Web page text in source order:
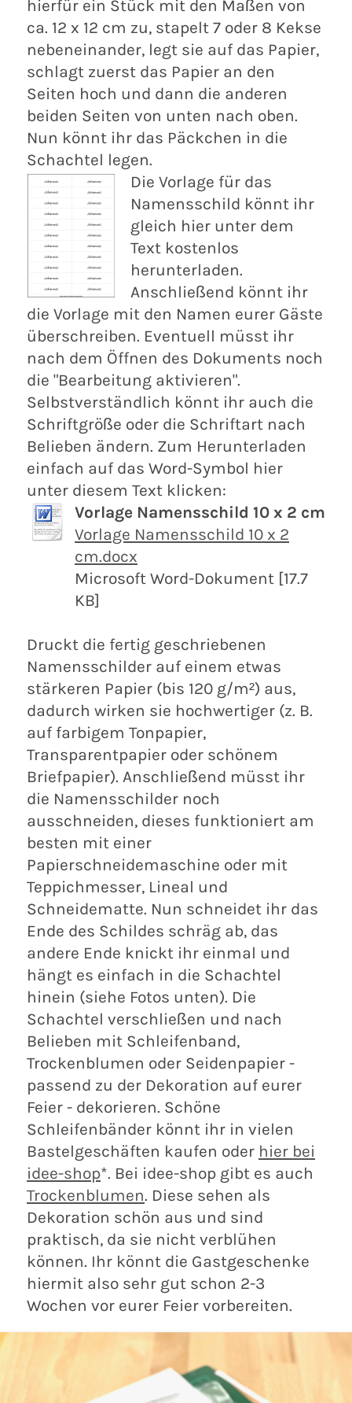
hierfür ein Stück mit den Maßen von
ca. 12 x 12 cm zu, stapelt 7 oder 8 Kekse
nebeneinander, legt sie auf das Papier,
schlagt zuerst das Papier an den
Seiten hoch und dann die anderen
beiden Seiten von unten nach oben.
Nun könnt ihr das Päckchen in die
Schachtel legen.
Die Vorlage für das
Namensschild könnt ihr
gleich hier unter dem
Text kostenlos
herunterladen.
Anschließend könnt ihr
die Vorlage mit den Namen eurer Gäste
überschreiben. Eventuell müsst ihr
nach dem Öffnen des Dokuments noch
die "Bearbeitung aktivieren".
Selbstverständlich könnt ihr auch die
Schriftgröße oder die Schriftart nach
Belieben ändern. Zum Herunterladen
einfach auf das Word-Symbol hier
unter diesem Text klicken:
Vorlage Namensschild 10 x 2 cm
Vorlage Namensschild 10 x 2
cm.docx
Microsoft Word-Dokument [17.7
KB]
Druckt die fertig geschriebenen
Namensschilder auf einem etwas
stärkeren Papier (bis 120 g/m²) aus,
dadurch wirken sie hochwertiger (z. B.
auf farbigem Tonpapier,
Transparentpapier oder schönem
Briefpapier). Anschließend müsst ihr
die Namensschilder noch
ausschneiden, dieses funktioniert am
besten mit einer
Papierschneidemaschine oder mit
Teppichmesser, Lineal und
Schneidematte. Nun schneidet ihr das
Ende des Schildes schräg ab, das
andere Ende knickt ihr einmal und
hängt es einfach in die Schachtel
hinein (siehe Fotos unten). Die
Schachtel verschließen und nach
Belieben mit Schleifenband,
Trockenblumen oder Seidenpapier -
passend zu der Dekoration auf eurer
Feier - dekorieren. Schöne
Schleifenbänder könnt ihr in vielen
Bastelgeschäften kaufen oder hier bei
idee-shop*. Bei idee-shop gibt es auch
Trockenblumen. Diese sehen als
Dekoration schön aus und sind
praktisch, da sie nicht verblühen
können. Ihr könnt die Gastgeschenke
hiermit also sehr gut schon 2-3
Wochen vor eurer Feier vorbereiten.